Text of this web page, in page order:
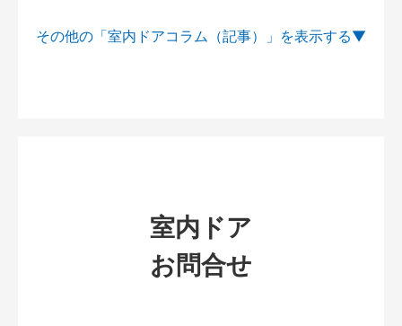
その他の「室内ドアコラム（記事）」を
室内ドア
お問合せ